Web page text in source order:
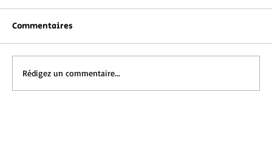
Commentaires
Rédigez un commentaire...